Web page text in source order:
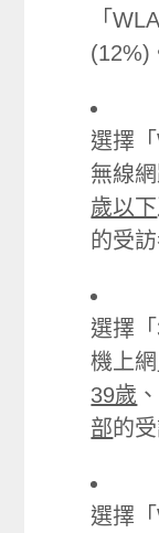
「
(12%)
選擇
無線
歲以下
的受
選擇
機上
39歲
部的
選擇